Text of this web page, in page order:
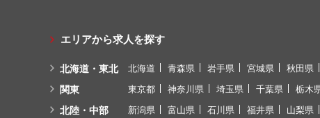
エリアから求人を探す
北海道・東北 北海道 青森県 岩手県 宮城県 秋田県
関東 東京都 神奈川県 埼玉県 千葉県 栃木
北陸・中部 新潟県 富山県 石川県 福井県 山梨県